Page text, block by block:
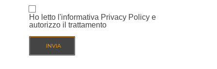
Ho letto l'informativa Privacy Policy e
autorizzo il trattamento